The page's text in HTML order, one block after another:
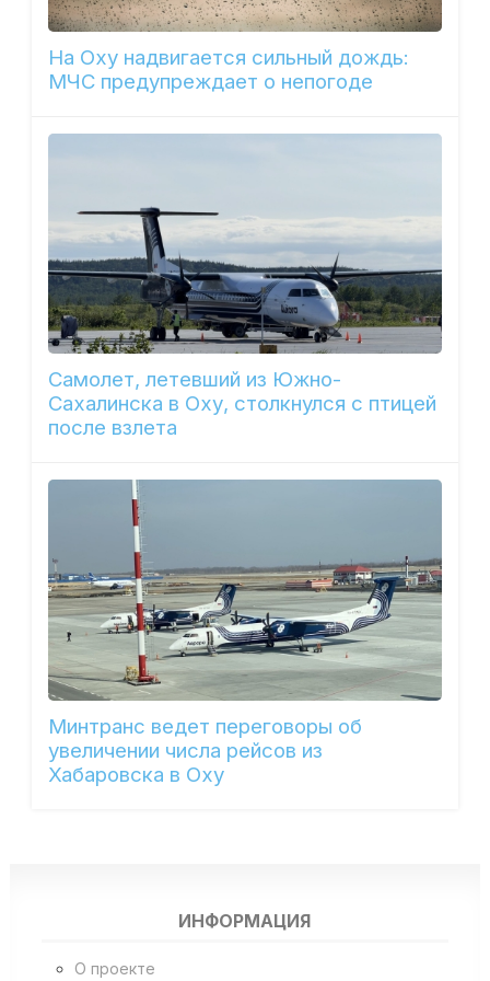
На Оху надвигается сильный дождь:
МЧС предупреждает о непогоде
Самолет, летевший из Южно-
Сахалинска в Оху, столкнулся с птицей
после взлета
Минтранс ведет переговоры об
увеличении числа рейсов из
Хабаровска в Оху
ИНФОРМАЦИЯ
О проекте